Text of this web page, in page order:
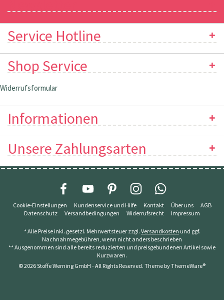
Service Hotline
Shop Service
Widerrufsformular
Informationen
Unsere Zahlungsarten
Cookie-Einstellungen Kundenservice und Hilfe Kontakt Über uns
AGB
Datenschutz
Versandbedingungen Widerrufsrecht Impressum
* Alle Preise inkl. gesetzl. Mehrwertsteuer zzgl. Versandkosten und ggf.
Nachnahmegebühren, wenn nicht anders beschrieben
** Ausgenommen sind alle bereits reduzierten und preisgebundenen Artikel sowie
Kurzwaren.
© 2026 Stoffe Werning GmbH - All Rights Reserved. Theme byThemeWare®